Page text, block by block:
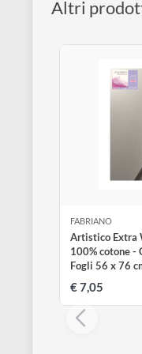
LaTizianopuò
Altri